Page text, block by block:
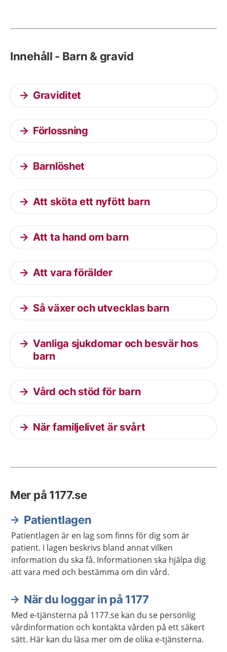
Innehåll - Barn & gravid
Graviditet
Förlossning
Barnlöshet
Att sköta ett nyfött barn
Att ta hand om barn
Att vara förälder
Så växer och utvecklas barn
Vanliga sjukdomar och besvär hos
barn
Vård och stöd för barn
När familjelivet är svårt
Mer på 1177.se
Patientlagen
Patientlagen är en lag som finns för dig som är
patient. I lagen beskrivs bland annat vilken
information du ska få. Informationen ska hjälpa dig
att vara med och bestämma om din vård.
När du loggar in på 1177
Med e-tjänsterna på 1177.se kan du se personlig
vårdinformation och kontakta vården på ett säkert
sätt. Här kan du läsa mer om de olika e-tjänsterna.